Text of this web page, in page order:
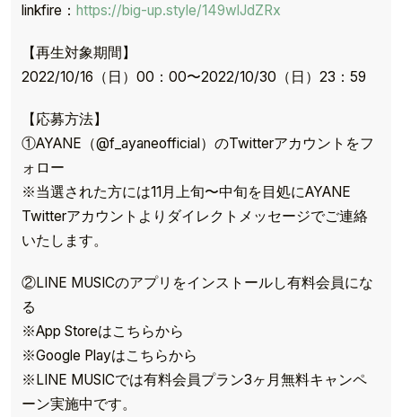
linkfire： https://big-up.style/149wlJdZRx
【再生対象期間】
2022/10/16（日）00：00〜2022/10/30（日）23：59
【応募方法】
①AYANE（@f_ayaneofficial）のTwitterアカウントをフ
ォロー
※当選された方には11月上旬〜中旬を目処にAYANE
Twitterアカウントよりダイレクトメッセージでご連絡
いたします。
②LINE MUSICのアプリをインストールし有料会員にな
る
※App Storeはこちらから
※Google Playはこちらから
※LINE MUSICでは有料会員プラン3ヶ月無料キャンペ
ーン実施中です。